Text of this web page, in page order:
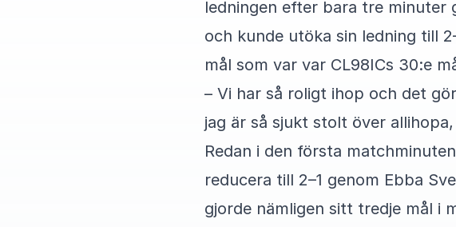
ledningen efter bara tre minuter
och kunde utöka sin ledning till
mål som var var CL98ICs 30:e
– Vi har så roligt ihop och det
jag är så sjukt stolt över
Redan i den första
reducera till 2–1 genom Ebba
gjorde nämligen sitt tredje mål i